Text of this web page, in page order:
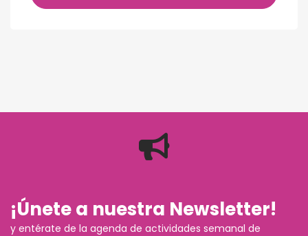
¡Únete a nuestra Newsletter!
y entérate de la agenda de actividades semanal de